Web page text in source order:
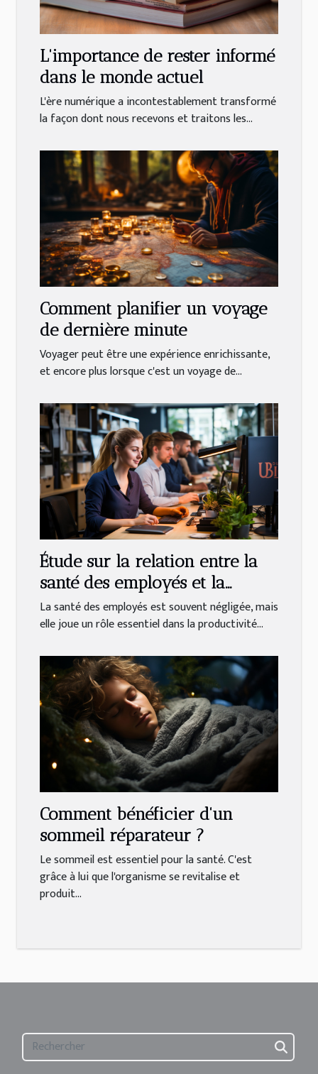
L'importance de rester informé
dans le monde actuel
L'ère numérique a incontestablement transformé
la façon dont nous recevons et traitons les...
Comment planifier un voyage
de dernière minute
Voyager peut être une expérience enrichissante,
et encore plus lorsque c'est un voyage de...
Étude sur la relation entre la
santé des employés et la
productivité en entreprise
La santé des employés est souvent négligée, mais
elle joue un rôle essentiel dans la productivité...
Comment bénéficier d'un
sommeil réparateur ?
Le sommeil est essentiel pour la santé. C'est
grâce à lui que l'organisme se revitalise et
produit...